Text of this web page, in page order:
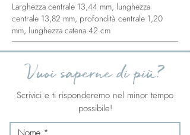
Larghezza centrale 13,44 mm, lunghezza
centrale 13,82 mm, profondità centrale 1,20
mm, lunghezza catena 42 cm
Vuoi saperne di più?
Scrivici e ti risponderemo nel minor tempo
possibile!